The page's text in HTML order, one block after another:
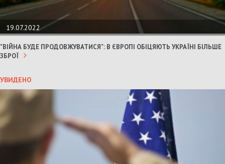
19.07.2022
"ВІЙНА БУДЕ ПРОДОВЖУВАТИСЯ": В ЄВРОПІ ОБІЦЯЮТЬ УКРАЇНІ БІЛЬШЕ
ЗБРОЇ
УВИДЕНО